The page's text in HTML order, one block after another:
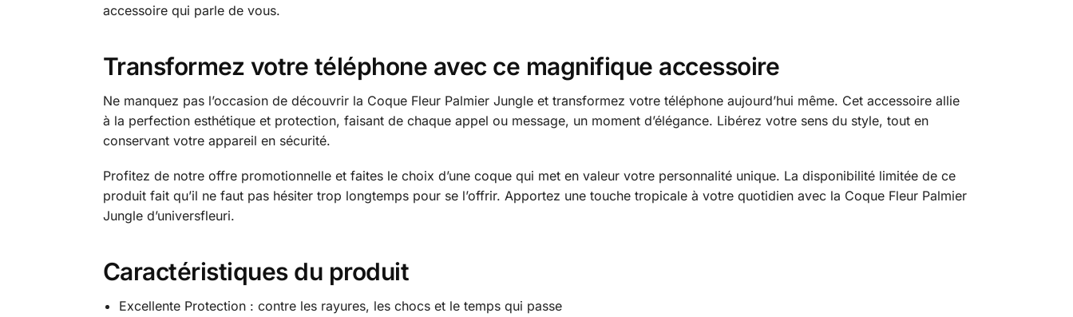
accessoire qui parle de vous.
Transformez votre téléphone avec ce magnifique accessoire
Ne manquez pas l’occasion de découvrir la Coque Fleur Palmier Jungle et transformez votre téléphone aujourd’hui même. Cet accessoire allie
à la perfection esthétique et protection, faisant de chaque appel ou message, un moment d’élégance. Libérez votre sens du style, tout en
conservant votre appareil en sécurité.
Profitez de notre offre promotionnelle et faites le choix d’une coque qui met en valeur votre personnalité unique. La disponibilité limitée de ce
produit fait qu’il ne faut pas hésiter trop longtemps pour se l’offrir. Apportez une touche tropicale à votre quotidien avec la Coque Fleur Palmier
Jungle d’universfleuri.
Caractéristiques du produit
Excellente Protection : contre les rayures, les chocs et le temps qui passe